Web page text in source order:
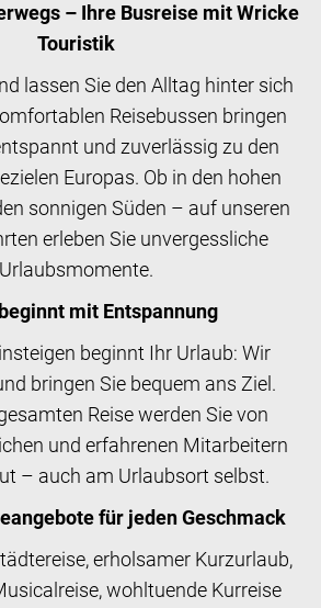
– Ihre Busreise mit Wricke
Touristik
lassen Sie den Alltag hinter sich
Reisebussen bringen
und zuverlässig zu den
Europas. Ob in den hohen
sonnigen Süden – auf unseren
erleben Sie unvergessliche
Urlaubsmomente.
mit Entspannung
beginnt Ihr Urlaub: Wir
bringen Sie bequem ans Ziel.
Reise werden Sie von
und erfahrenen Mitarbeitern
– auch am Urlaubsort selbst.
für jeden Geschmack
erholsamer Kurzurlaub,
wohltuende Kurreise